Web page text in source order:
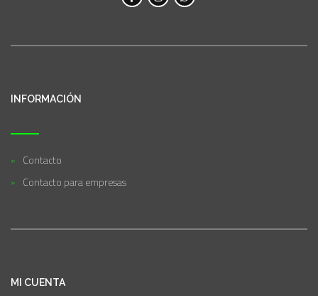
INFORMACIÓN
Contacto
Contacto para empresas
MI CUENTA